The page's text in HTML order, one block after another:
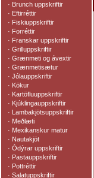
· Brunch uppskriftir
· Eftirréttir
· Fiskiuppskriftir
· Forréttir
· Franskar uppskriftir
· Grilluppskriftir
· Grænmeti og ávextir
· Grænmetisætur
· Jólauppskriftir
· Kökur
· Kartöfluuppskriftir
· Kjúklingauppskriftir
· Lambakjötsuppskriftir
· Meðlæti
· Mexikanskur matur
· Nautakjöt
· Ódýrar uppskriftir
· Pastauppskriftir
· Pottréttir
· Salatuppskriftir